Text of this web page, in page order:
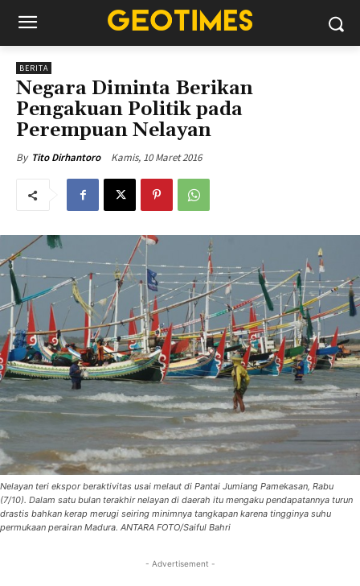
BERITA
Negara Diminta Berikan
Pengakuan Politik pada
Perempuan Nelayan
By Tito Dirhantoro Kamis, 10 Maret 2016
Nelayan teri ekspor beraktivitas usai melaut di Pantai Jumiang Pamekasan, Rabu
(7/10). Dalam satu bulan terakhir nelayan di daerah itu mengaku pendapatannya turun
drastis bahkan kerap merugi seiring minimnya tangkapan karena tingginya suhu
permukaan perairan Madura. ANTARA FOTO/Saiful Bahri
- Advertisement -